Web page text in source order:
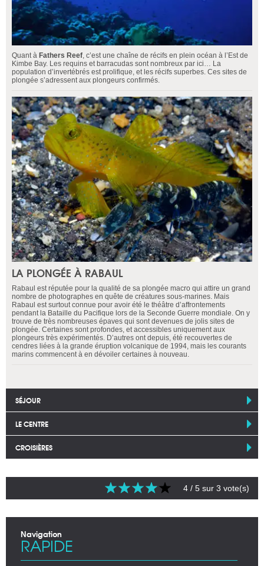
Quant à Fathers Reef, c’est une chaîne de récifs en plein océan à l’Est de
Kimbe Bay. Les requins et barracudas sont nombreux par ici… La
population d’invertébrés est prolifique, et les récifs superbes. Ces sites de
plongée s’adressent aux plongeurs confirmés.
LA PLONGÉE À RABAUL
Rabaul est réputée pour la qualité de sa plongée macro qui attire un grand
nombre de photographes en quête de créatures sous-marines. Mais
Rabaul est surtout connue pour avoir été le théâtre d’affrontements
pendant la Bataille du Pacifique lors de la Seconde Guerre mondiale. On y
trouve de très nombreuses épaves qui sont devenues de jolis sites de
plongée. Certaines sont profondes, et accessibles uniquement aux
plongeurs très expérimentés. D’autres ont depuis, été recouvertes de
cendres liées à la grande éruption volcanique de 1994, mais les courants
marins commencent à en dévoiler certaines à nouveau.
SÉJOUR
LE CENTRE
CROISIÈRES
4 / 5 sur 3 vote(s)
Navigation
RAPIDE